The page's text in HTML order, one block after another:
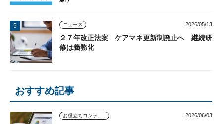
ニュース 2026/05/13
２７年改正法案 ケアマネ更新制廃止へ 継続研
修は義務化
おすすめ記事
お役立ちコンテンツ 2026/06/03